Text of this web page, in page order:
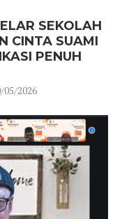
SEKOLAH
CINTA SUAMI
PENUH
05/2026